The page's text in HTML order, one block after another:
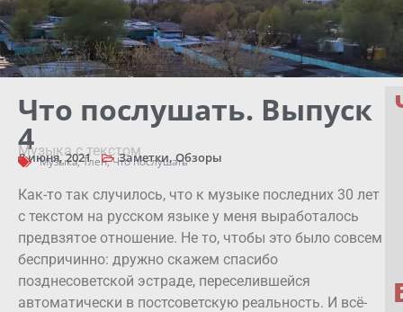
Что послушать. Выпуск
4
Музыка с текстом
8 июня, 2021 Заметки,Обзоры
Музыка,Тлен,Что послушать
Как-то так случилось, что к музыке последних 30 лет
с текстом на русском языке у меня выработалось
предвзятое отношение. Не то, чтобы это было совсем
беспричинно: дружно скажем спасибо
позднесоветской эстраде, переселившейся
автоматически в постсоветскую реальность. И всё-